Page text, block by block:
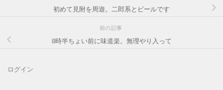
初めて見附を周遊。二郎系とビールです
前の記事
8時半ちょい前に味道楽。無理やり入って
ログイン